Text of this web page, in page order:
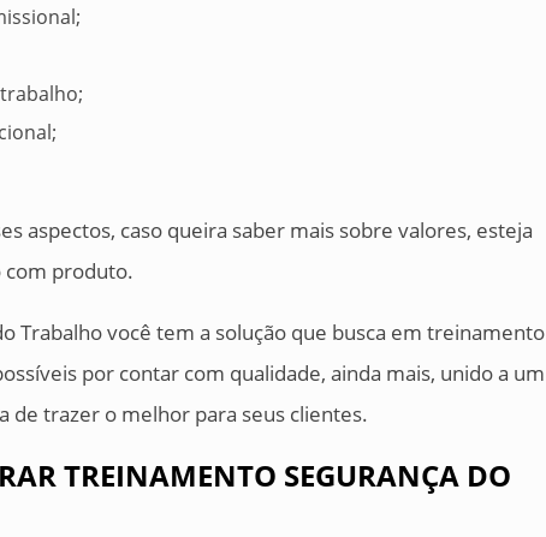
aspectos, caso queira saber mais sobre valores, esteja
com produto.
Trabalho você tem a solução que busca em treinamento
por contar com qualidade, ainda mais, unido a um
de trazer o melhor para seus clientes.
TREINAMENTO SEGURANÇA DO